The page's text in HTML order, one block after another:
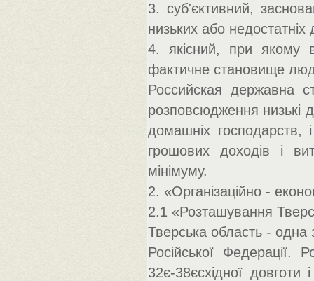
3. суб'єктивний,
низьких або недостатніх
4. якісний, при якому
фактичне становище
Российская державна
розповсюдження низькі
домашніх господарств,
грошових доходів і
мінімуму.
2. «Організаційно -
2.1 «Розташування
Тверська область - одна
Російської Федерації.
32є-38єсхідної